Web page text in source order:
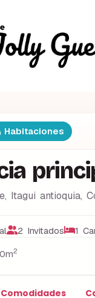
Habitaciones
, Itagui antioquia,
2 Invitados 1
2
Comodidades